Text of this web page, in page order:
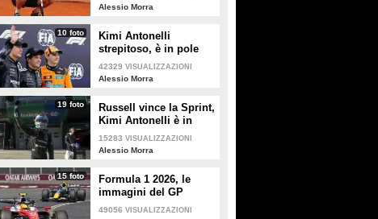
Alessio Morra
10 foto
Kimi Antonelli
strepitoso, è in pole
position pure a Suzuka
42329 VISUALIZZAZIONI
Alessio Morra
19 foto
Russell vince la Sprint,
Kimi Antonelli è in
pole nel GP Cina
15283 VISUALIZZAZIONI
Alessio Morra
15 foto
Formula 1 2026, le
immagini del GP
d'Australia
49056 VISUALIZZAZIONI